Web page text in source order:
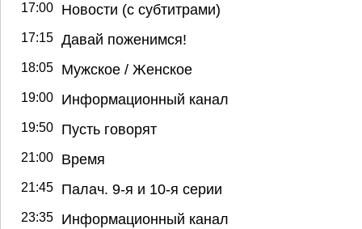
17:00 Новости (с субтитрами)
17:15 Давай поженимся!
18:05 Мужское / Женское
19:00 Информационный канал
19:50 Пусть говорят
21:00 Время
21:45 Палач. 9-я и 10-я серии
23:35 Информационный канал